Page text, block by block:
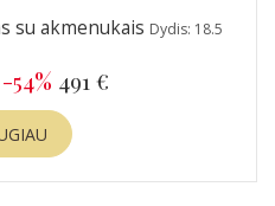
su akmenukais Dydis: 18.5
-54% 491 €